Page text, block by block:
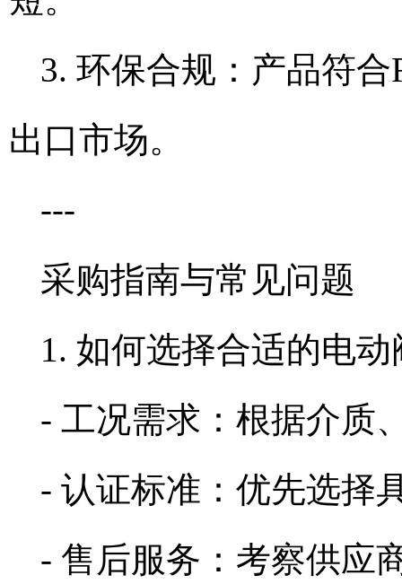
3. 环保合规：产品符
出口市场。
---
采购指南与常见问题
1. 如何选择合适的电动
- 工况需求：根据介质
- 认证标准：优先选择
- 售后服务：考察供应